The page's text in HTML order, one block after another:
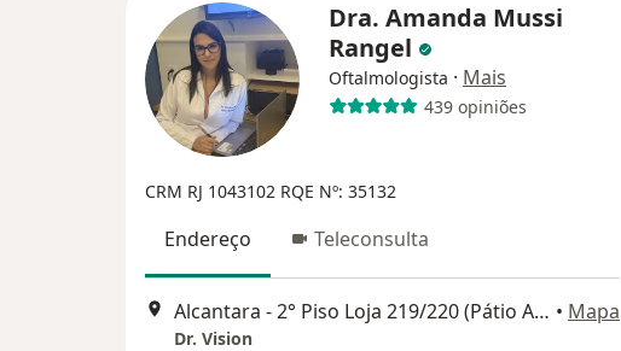
Dra. Amanda Mussi
Rangel
Oftalmologista · Mais
439 opiniões
CRM RJ 1043102 RQE Nº: 35132
Endereço Teleconsulta
Alcantara - 2° Piso Loja 219/220 (Pátio Alcântara), São Gonçalo • Mapa
Dr. Vision